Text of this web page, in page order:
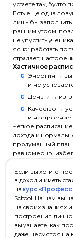
устаете так, будто
Есть еще одна
лишь бы заполнить
ранним утром,
не упустить
ясно: работать по
страдает,
Хаотичное
Энергия → вы
и не
Деньги → из-
Качество →
и настроение
Четкое
дохода и
продуманный план
равномерно,
Если вы хотите
в доход и иметь
на курс
School. На нем вы
на своих знаниях
построения
вы узнаете, как
даже несмотря на